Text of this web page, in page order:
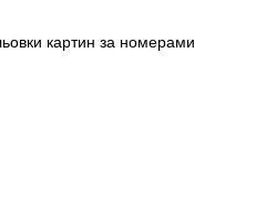
картин за номерами